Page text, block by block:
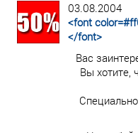
03.08.2004
<font
</font>
Вас
Вы хотите,